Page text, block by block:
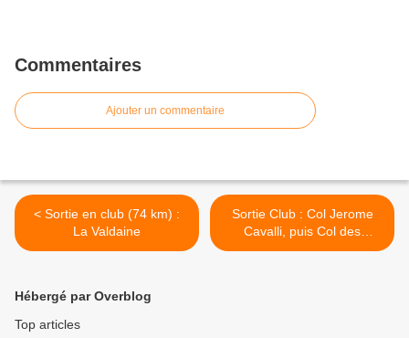
Commentaires
Ajouter un commentaire
< Sortie en club (74 km) :
La Valdaine
Sortie Club : Col Jerome
Cavalli, puis Col des
Limouches (80 km) >
Hébergé par Overblog
Top articles